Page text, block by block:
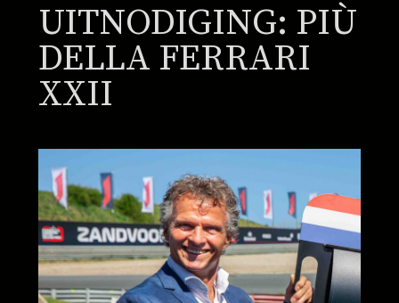
UITNODIGING: PIÙ
DELLA FERRARI
XXII